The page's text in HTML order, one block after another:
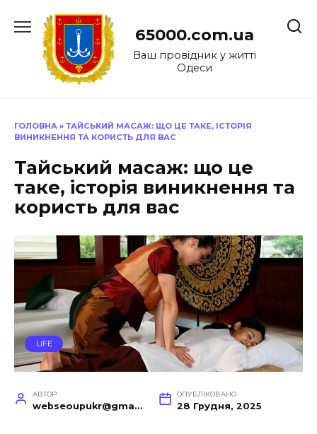
до
65000.com.ua
Ваш провідник у житті
Одеси
ГОЛОВНА » ТАЙСЬКИЙ МАСАЖ: ЩО ЦЕ ТАКЕ, ІСТОРІЯ
ВИНИКНЕННЯ ТА КОРИСТЬ ДЛЯ ВАС
Тайський масаж: що це
таке, історія виникнення та
користь для вас
LIFE
АВТОР
webseoupukr@gmail.com
ОПУБЛІКОВАНО
28 Грудня, 2025